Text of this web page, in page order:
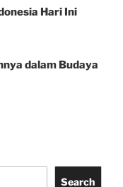
Hari Ini
dalam Budaya
Search